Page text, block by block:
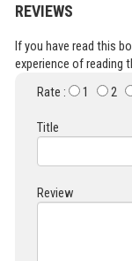
REVIEWS
If you have read this
experience of reading
Rate :
1 2
Title
Review